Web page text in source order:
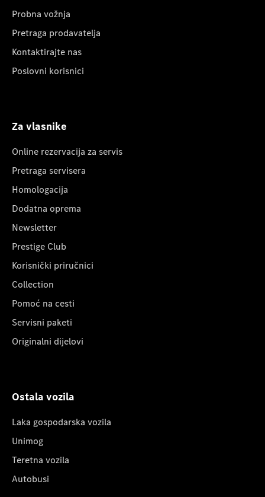
Probna vožnja
Pretraga prodavatelja
Kontaktirajte nas
Poslovni korisnici
Za vlasnike
Online rezervacija za servis
Pretraga servisera
Homologacija
Dodatna oprema
Newsletter
Prestige Club
Korisnički priručnici
Collection
Pomoć na cesti
Servisni paketi
Originalni dijelovi
Ostala vozila
Laka gospodarska vozila
Unimog
Teretna vozila
Autobusi